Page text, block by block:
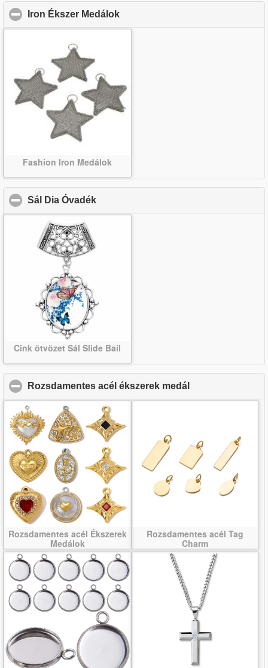
Iron Ékszer Medálok
Fashion Iron Medálok
Sál Dia Óvadék
Cink ötvözet Sál Slide Bail
Rozsdamentes acél ékszerek medál
Rozsdamentes acél Ékszerek
Medálok
Rozsdamentes acél Tag
Charm